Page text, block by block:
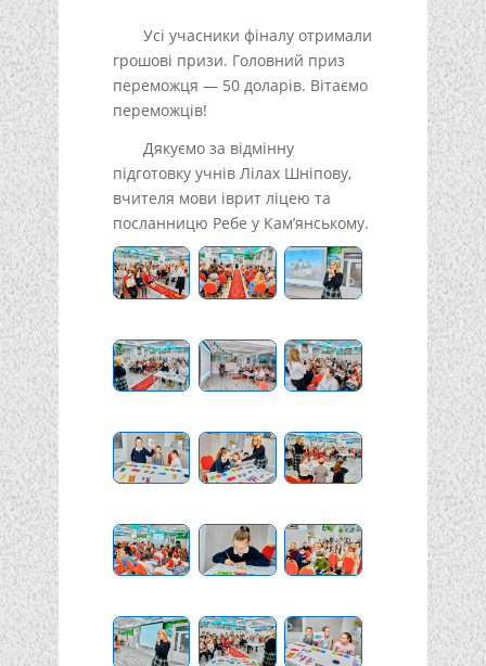
Усі учасники фіналу отримали
грошові призи. Головний приз
переможця — 50 доларів. Вітаємо
переможців!
Дякуємо за відмінну
підготовку учнів Лілах Шніпову,
вчителя мови іврит ліцею та
посланницю Ребе у Кам’янському.